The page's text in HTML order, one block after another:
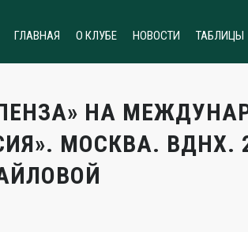
ГЛАВНАЯ О КЛУБЕ НОВОСТИ ТАБЛИЦЫ
НА
МОСКВА. ВДНХ.